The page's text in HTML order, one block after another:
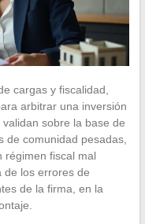
cargas y fiscalidad,
arbitrar una inversión
sobre la base de
de comunidad pesadas,
régimen fiscal mal
de los errores de
de la firma, en la